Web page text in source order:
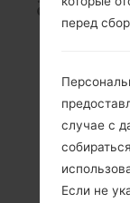
перед
случае с
Если не